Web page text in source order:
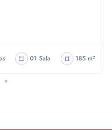
01 Sala 185 m²